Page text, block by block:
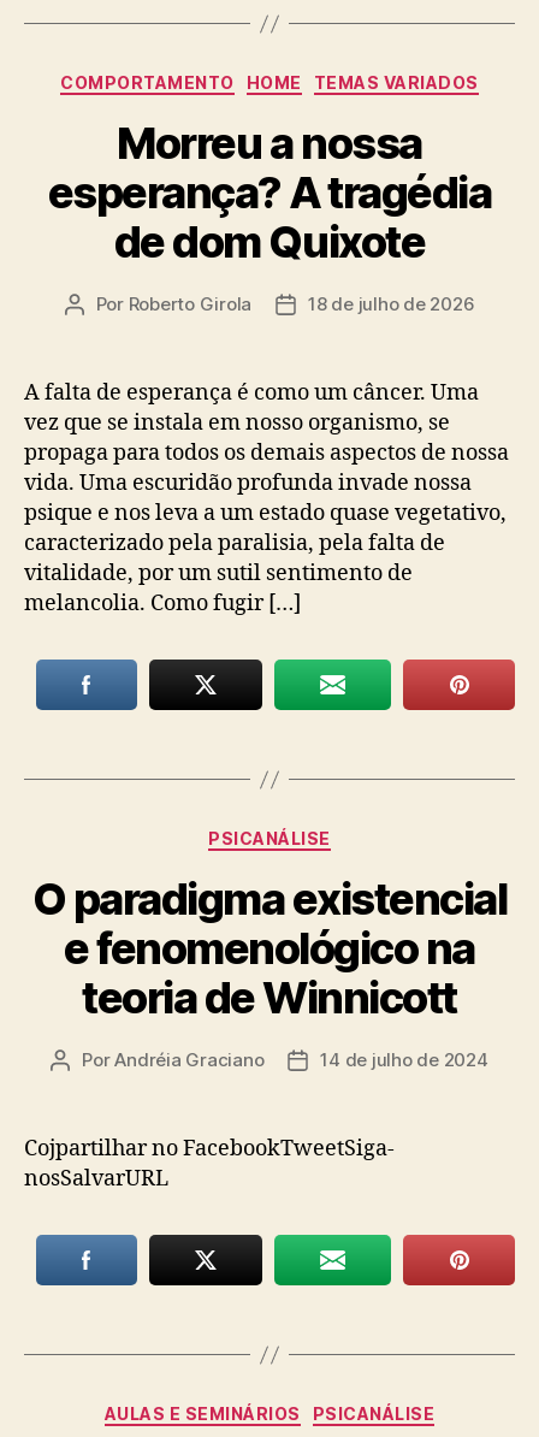
Categorias
COMPORTAMENTO HOME TEMAS VARIADOS
Morreu a nossa
esperança? A tragédia
de dom Quixote
Autor
Por Roberto Girola
Data18 de julho de 2026
A falta de esperança é como um câncer. Uma
vez que se instala em nosso organismo, se
propaga para todos os demais aspectos de nossa
vida. Uma escuridão profunda invade nossa
psique e nos leva a um estado quase vegetativo,
caracterizado pela paralisia, pela falta de
vitalidade, por um sutil sentimento de
melancolia. Como fugir […]
Categorias
PSICANÁLISE
O paradigma existencial
e fenomenológico na
teoria de Winnicott
Autor
PorAndréia Graciano
Data14 de julho de 2024
Cojpartilhar no FacebookTweetSiga-
nosSalvarURL
Categorias
AULAS E SEMINÁRIOS PSICANÁLISE